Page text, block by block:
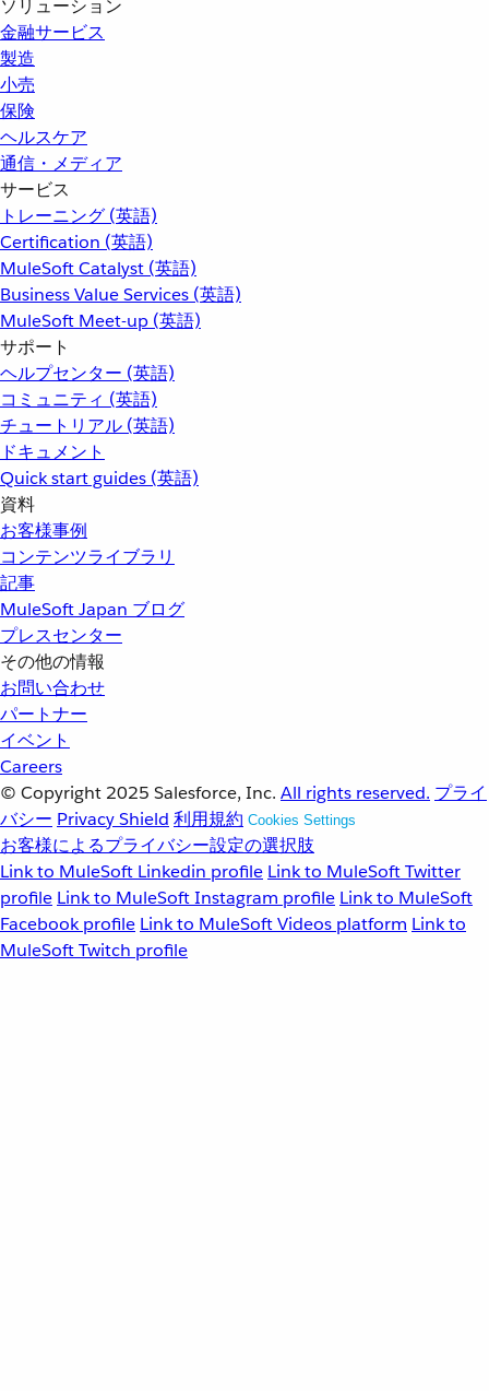
ソリューション
金融サービス
製造
小売
保険
ヘルスケア
通信・メディア
サービス
トレーニング (英語)
Certification (英語)
MuleSoft Catalyst (英語)
Business Value Services (英語)
MuleSoft Meet-up (英語)
サポート
ヘルプセンター (英語)
コミュニティ (英語)
チュートリアル (英語)
ドキュメント
Quick start guides (英語)
資料
お客様事例
コンテンツライブラリ
記事
MuleSoft Japan ブログ
プレスセンター
その他の情報
お問い合わせ
パートナー
イベント
Careers
© Copyright 2025 Salesforce, Inc. All rights reserved. プライ
バシー Privacy Shield 利用規約 Cookies Settings
お客様によるプライバシー設定の選択肢
Link to MuleSoft Linkedin profile Link to MuleSoft Twitter
profile Link to MuleSoft Instagram profile Link to MuleSoft
Facebook profile Link to MuleSoft Videos platform Link to
MuleSoft Twitch profile